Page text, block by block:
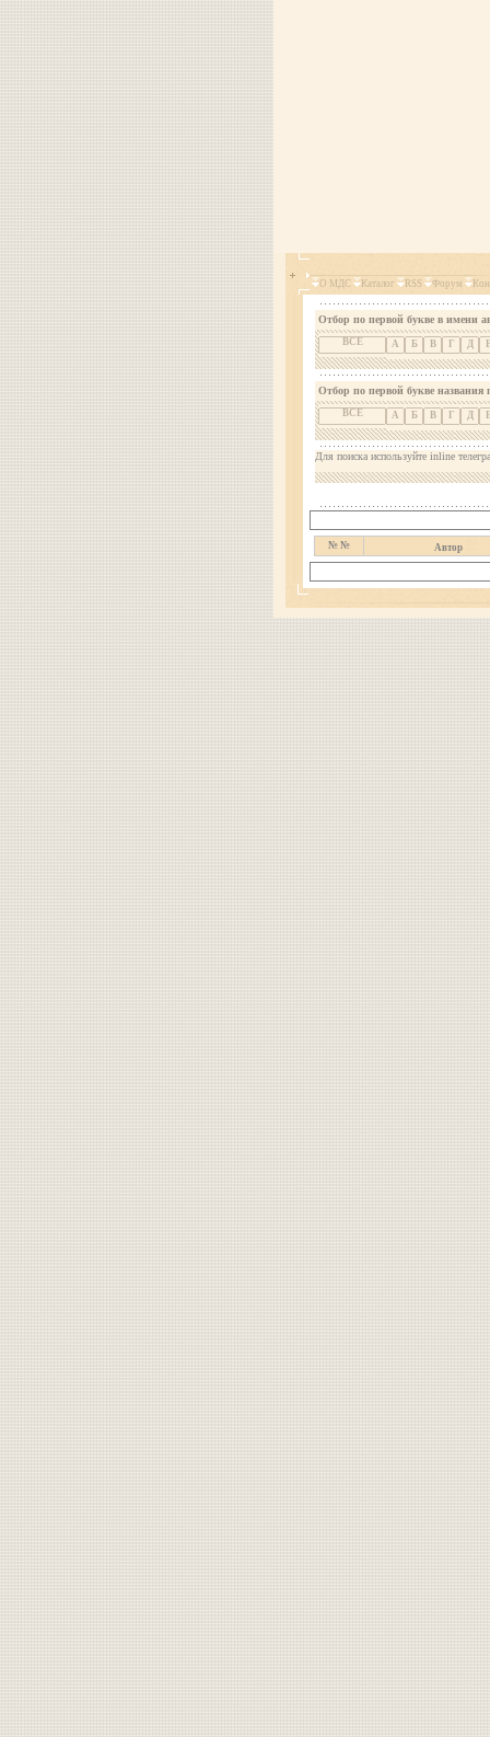
О МДС Каталог RSS Форум
Отбор по первой букве в имени
ВСЕ А Б В Г Д
Отбор по первой букве названия
ВСЕ А Б В Г Д
Для поиска используйте inline
№ № Автор